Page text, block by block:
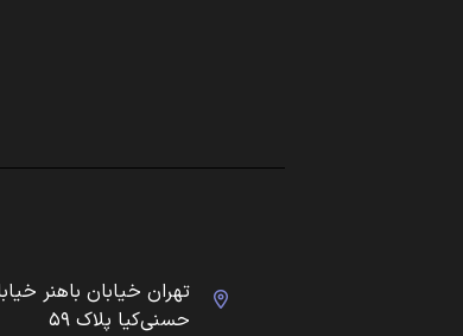
تهران خیابان باهنر
حسنی‌کیا پلاک ۵۹